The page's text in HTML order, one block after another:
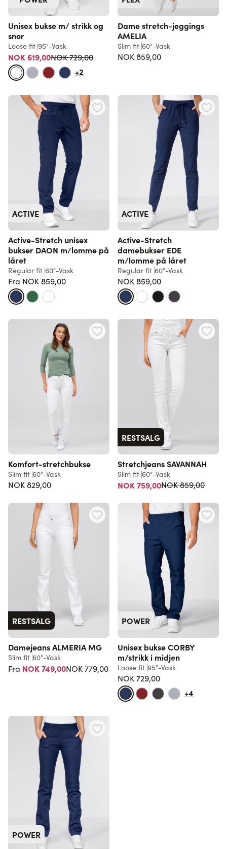
Unisex bukse m/ strikk og
snor
Loose fit 95°-Vask
NOK 619,00Vanlig pris
NOK 729,00
+2
Dame stretch-jeggings
AMELIA
Slim fit 60°-Vask
NOK 859,00
ACTIVE
Active-Stretch unisex
bukser DAON m/lomme på
låret
Regular fit 60°-Vask
Fra NOK 859,00Vanlig pris
ACTIVE
Active-Stretch
damebukser EDE
m/lomme på låret
Regular fit 60°-Vask
NOK 859,00
Komfort-stretchbukse
Slim fit 60°-Vask
NOK 829,00
RESTSALG
Stretchjeans SAVANNAH
Slim fit 60°-Vask
NOK 759,00Vanlig pris
NOK 859,00
RESTSALG
Damejeans ALMERIA MG
Slim fit 60°-Vask
Fra NOK 749,00Vanlig pris
NOK 779,00
POWER
Unisex bukse CORBY
m/strikk i midjen
Loose fit 95°-Vask
NOK 729,00
+4
POWER